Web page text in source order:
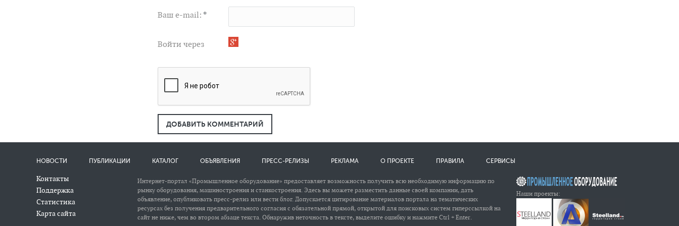
Ваш e-mail: *
Войти через
ДОБАВИТЬ КОММЕНТАРИЙ
НОВОСТИ ПУБЛИКАЦИИ КАТАЛОГ ОБЪЯВЛЕНИЯ ПРЕСС-РЕЛИЗЫ РЕКЛАМА О ПРОЕКТЕ ПРАВИЛА СЕРВИСЫ
Контакты
Поддержка
Статистика
Карта сайта
Наши проекты:
Интернет-портал «Промышленное оборудование» предоставляет возможность получить всю необходимую информацию по
рынку оборудования, машиностроения и станкостроения. Эдесь вы можете разместить данные своей компании, дать
объявление, опубликовать пресс-релиз или вести блог. Допускается цитирование материалов портала на тематических
ресурсах без получения предварительного согласия с обязательной прямой, открытой для поисковых систем гиперссылкой на
сайт не ниже, чем во втором абзаце текста. Обнаружив неточность в тексте, выделите ошибку и нажмите Ctrl + Enter.